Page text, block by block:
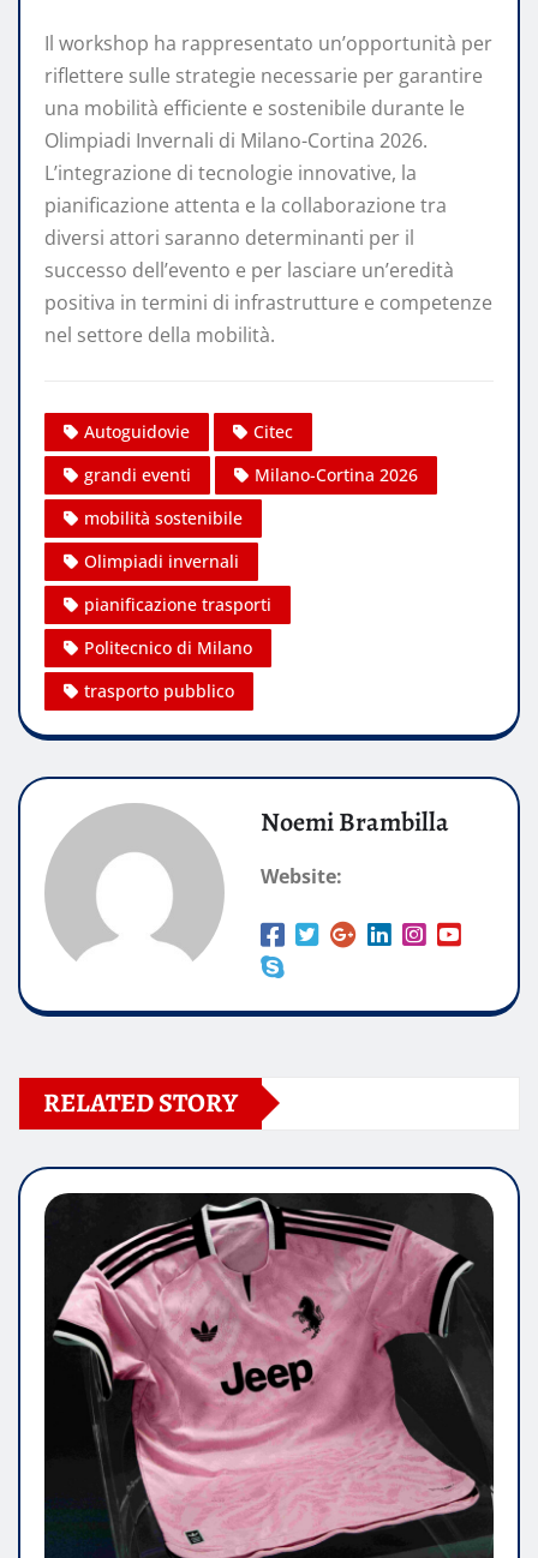
Il workshop ha rappresentato un’opportunità per
riflettere sulle strategie necessarie per garantire
una mobilità efficiente e sostenibile durante le
Olimpiadi Invernali di Milano-Cortina 2026.
L’integrazione di tecnologie innovative, la
pianificazione attenta e la collaborazione tra
diversi attori saranno determinanti per il
successo dell’evento e per lasciare un’eredità
positiva in termini di infrastrutture e competenze
nel settore della mobilità.​
Autoguidovie
Citec
grandi eventi
Milano-Cortina 2026
mobilità sostenibile
Olimpiadi invernali
pianificazione trasporti
Politecnico di Milano
trasporto pubblico
Noemi Brambilla
Website:
RELATED STORY